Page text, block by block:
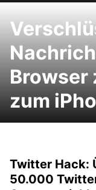
Browser
zum
Twitter Hack:
50.000